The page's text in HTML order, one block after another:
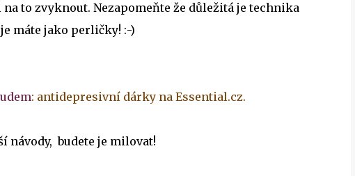
to zvyknout. Nezapomeňte že důležitá je technika
máte jako perličky! :-)
: antidepresivní dárky na Essential.cz.
návody, budete je milovat!